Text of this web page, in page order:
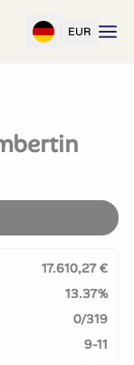
EUR
17.610,27 €
13.37%
0/319
9-11